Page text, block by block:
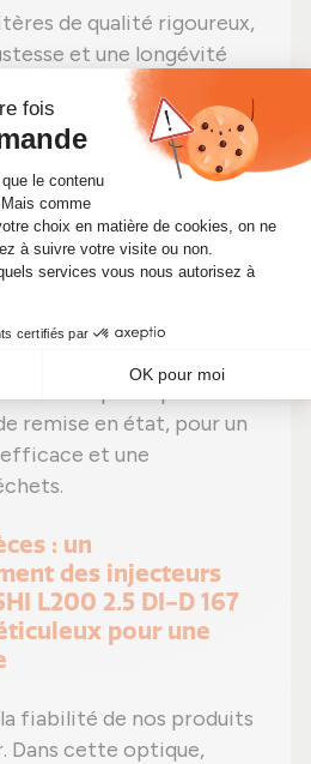
de qualité rigoureux,
et une longévité
4D56 HP.
compatibles :
5600, 0950005600,
respectueuse de
passe par un
remise en état, pour un
et une
: un
des injecteurs
L200 2.5 DI-D 167
pour une
fiabilité de nos produits
Dans cette optique,